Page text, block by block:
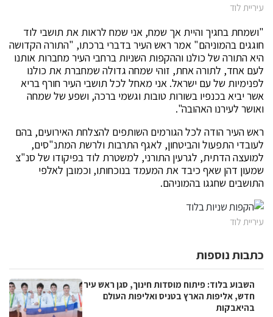
עיריית לוד
"ושמחת בחגיך והיית אך שמח, אני שמח לראות את תושבי לוד
חוגגים בהמוניהם" אמר ראש העיר בדברי ברכתו, "התורה הקדושה
היא התורה של כולנו וההקפות השניות ברחבי העיר מחברות אותנו
לעם אחד, לתורה אחת, זוהי שמחה גדולה שמחברת את כולנו
לפנימיות של עם ישראל. אני מאחל לכל תושבי העיר חורף בריא
אשר יביא בכנפיו בשורות טובות וגשמי ברכה, ושפע של שמחה
ואושר לעירנו האהובה".
ראש העיר הודה לכל הגורמים השותפים להצלחת האירועים, בהם
לעובדי התפעול והביטחון, לאגף התרבות ולרשת המתנ"סים,
למועצה הדתית, לגרעין התורני, למשטרת לוד בפיקודו של סנ"צ
שמעון דהן שאף כיבד את המעמד בנוכחותו, וכמובן לאלפי
התושבים שחגגו בהמוניהם.
עיריית לוד
כתבות נוספות
השבוע בלוד: פיתוח מוסדות חינוך, סגן ראש עיר
חדש, אליפות הארץ בטניס ואליפות העולם
בהיאבקות